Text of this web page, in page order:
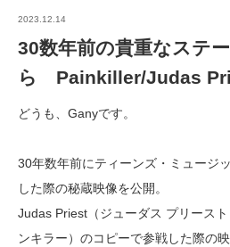
2023.12.14
30数年前の貴重なステ
ら Painkiller/Judas
どうも、Ganyです。
30年数年前にティーンズ・ミュージ
した際の秘蔵映像を公開。
Judas Priest（ジューダス プリース
ンキラー）のコピーで参戦した際の映